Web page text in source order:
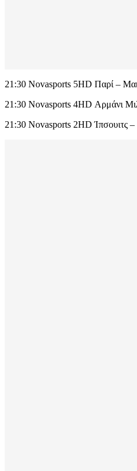
21:30 Novasports 5HD Παρί –
21:30 Novasports 4HD Αρμάνι
21:30 Novasports 2HD Ίπσουιτς